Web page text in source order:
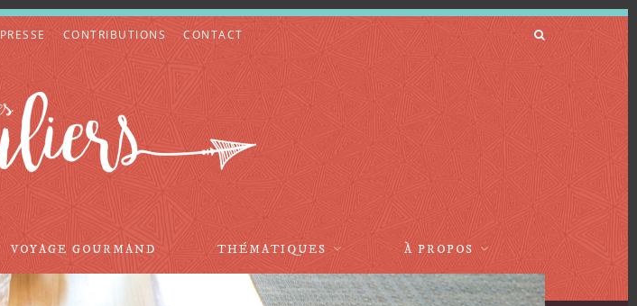
PRESSE CONTRIBUTIONS CONTACT
VOYAGE GOURMAND THÉMATIQUES À PROPOS